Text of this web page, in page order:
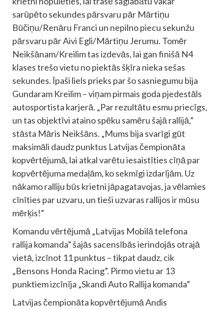
sarūpēto sekundes pārsvaru pār Mārtiņu
Būčiņu/Renāru Franci un nepilno piecu sekunžu
pārsvaru pār Aivi Egli/Mārtiņu Jerumu. Tomēr
Neikšānam/Kreilim tas izdevās, lai gan finišā N4
klases trešo vietu no piektās šķīra nieka sešas
sekundes. Īpaši liels prieks par šo sasniegumu bija
Gundaram Kreilim – viņam pirmais goda pjedestāls
autosportista karjerā. „Par rezultātu esmu priecīgs,
un tas objektīvi ataino spēku samēru šajā rallijā,”
stāsta Māris Neikšāns. „Mums bija svarīgi gūt
maksimāli daudz punktus Latvijas čempionāta
kopvērtējumā, lai atkal varētu iesaistīties cīņā par
kopvērtējuma medaļām, ko sekmīgi izdarījām. Uz
nākamo ralliju būs krietni jāpagatavojas, ja vēlamies
cīnīties par uzvaru, un tieši uzvaras rallijos ir mūsu
mērķis!”
Komandu vērtējumā „Latvijas Mobilā telefona
rallija komanda” šajās sacensībās ierindojās otrajā
vietā, izcīnot 11 punktus – tikpat daudz, cik
„Bensons Honda Racing”. Pirmo vietu ar 13
punktiem izcīnīja „Skandi Auto Rallija komanda”
Latvijas čempionāta kopvērtējumā Andis